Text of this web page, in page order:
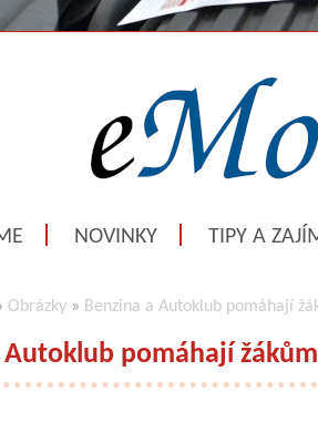
NOVINKY TIPY A
Obrázky » Benzina a Autoklub pomáhají
Autoklub pomáhají